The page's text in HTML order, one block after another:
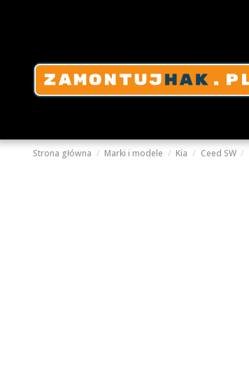
Strona główna Marki i modele Kia Ceed SW